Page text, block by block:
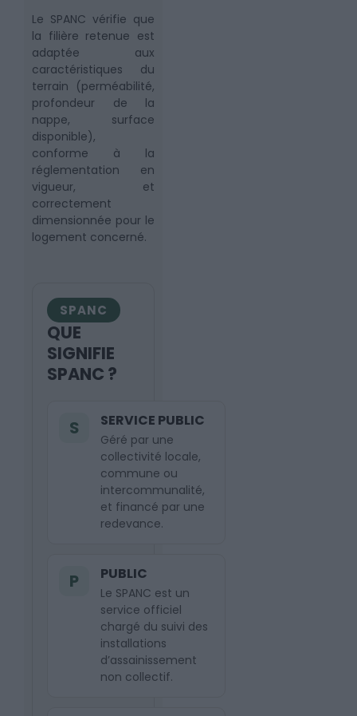
Le SPANC vérifie que
la filière retenue est
adaptée aux
caractéristiques du
terrain (perméabilité,
profondeur de la
nappe, surface
disponible),
conforme à la
réglementation en
vigueur, et
correctement
dimensionnée pour le
logement concerné.
SPANC
QUE
SIGNIFIE
SPANC ?
S SERVICE PUBLIC
Géré par une
collectivité locale,
commune ou
intercommunalité,
et financé par une
redevance.
P PUBLIC
Le SPANC est un
service officiel
chargé du suivi des
installations
d’assainissement
non collectif.